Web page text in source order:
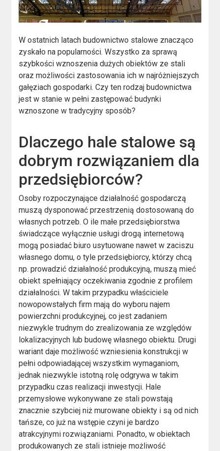
W ostatnich latach budownictwo stalowe znacząco
zyskało na popularności. Wszystko za sprawą
szybkości wznoszenia dużych obiektów ze stali
oraz możliwości zastosowania ich w najróżniejszych
gałęziach gospodarki. Czy ten rodzaj budownictwa
jest w stanie w pełni zastępować budynki
wznoszone w tradycyjny sposób?
Dlaczego hale stalowe są
dobrym rozwiązaniem dla
przedsiębiorców?
Osoby rozpoczynające działalność gospodarczą
muszą dysponować przestrzenią dostosowaną do
własnych potrzeb. O ile małe przedsiębiorstwa
świadczące wyłącznie usługi drogą internetową
mogą posiadać biuro usytuowane nawet w zaciszu
własnego domu, o tyle przedsiębiorcy, którzy chcą
np. prowadzić działalność produkcyjną, muszą mieć
obiekt spełniający oczekiwania zgodnie z profilem
działalności. W takim przypadku właściciele
nowopowstałych firm mają do wyboru najem
powierzchni produkcyjnej, co jest zadaniem
niezwykle trudnym do zrealizowania ze względów
lokalizacyjnych lub budowę własnego obiektu. Drugi
wariant daje możliwość wzniesienia konstrukcji w
pełni odpowiadającej wszystkim wymaganiom,
jednak niezwykle istotną rolę odgrywa w takim
przypadku czas realizacji inwestycji. Hale
przemysłowe wykonywane ze stali powstają
znacznie szybciej niż murowane obiekty i są od nich
tańsze, co już na wstępie czyni je bardzo
atrakcyjnymi rozwiązaniami. Ponadto, w obiektach
produkowanych ze stali istnieje możliwość